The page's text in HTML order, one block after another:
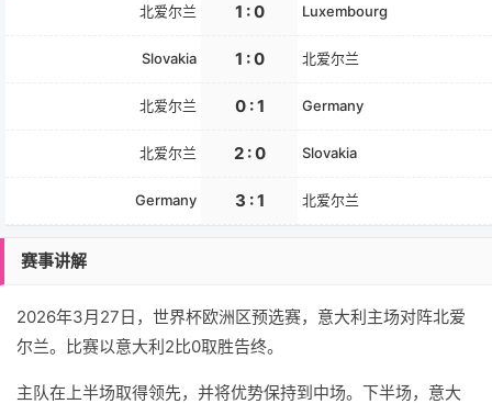
北爱尔兰 1 : 0 Luxembourg
Slovakia 1 : 0 北爱尔兰
北爱尔兰 0 : 1 Germany
北爱尔兰 2 : 0 Slovakia
Germany 3 : 1 北爱尔兰
赛事讲解
2026年3月27日，世界杯欧洲区预选赛，意大利主场对阵北爱
尔兰。比赛以意大利2比0取胜告终。
主队在上半场取得领先，并将优势保持到中场。下半场，意大